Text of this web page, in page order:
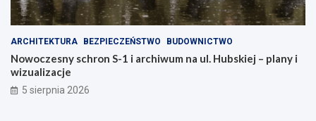
ARCHITEKTURA BEZPIECZEŃSTWO BUDOWNICTWO
Nowoczesny schron S-1 i archiwum na ul. Hubskiej – plany i
wizualizacje
5 sierpnia 2026